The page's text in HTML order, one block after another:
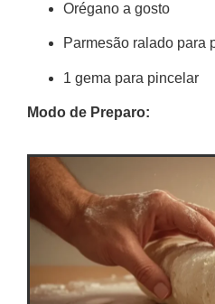
Orégano a gosto
Parmesão ralado para
1 gema para pincelar
Modo de Preparo: